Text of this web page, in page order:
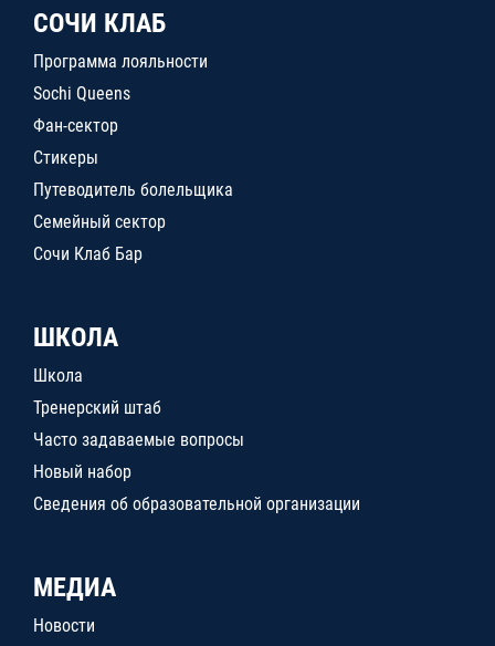
СОЧИ КЛАБ
Программа лояльности
Sochi Queens
Фан-сектор
Стикеры
Путеводитель болельщика
Семейный сектор
Сочи Клаб Бар
ШКОЛА
Школа
Тренерский штаб
Часто задаваемые вопросы
Новый набор
Сведения об образовательной организации
МЕДИА
Новости